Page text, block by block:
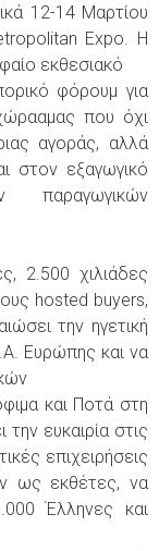
12-14 Μαρτίου
Expo. Η
εκθεσιακό
φόρουμ για
που όχι
αγοράς, αλλά
στον εξαγωγικό
παραγωγικών
2.500 χιλιάδες
hosted buyers,
την ηγετική
Ευρώπης και να
και Ποτά στη
ευκαιρία στις
επιχειρήσεις
ως εκθέτες, να
Έλληνες και